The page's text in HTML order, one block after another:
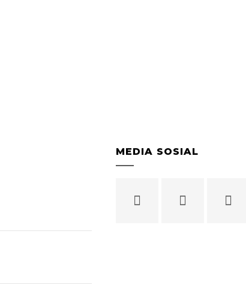
MEDIA SOSIAL